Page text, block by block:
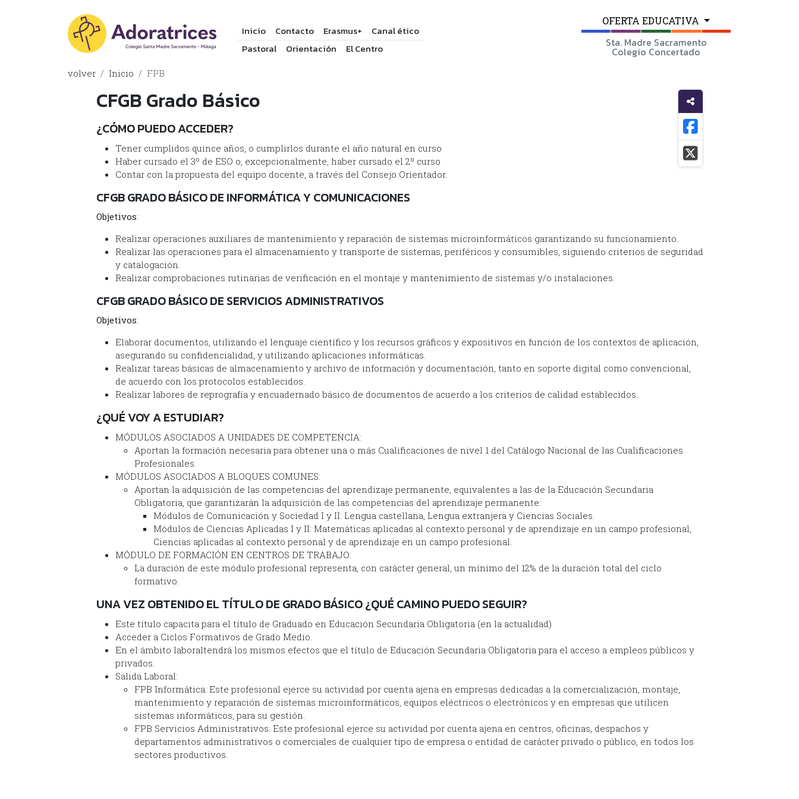
Inicio Contacto Erasmus+
Canal ético
Pastoral
Orientación El Centro
OFERTA EDUCATIVA
Sta. Madre Sacramento
Colegio Concertado
volver Inicio FPB
CFGB Grado Básico
¿CÓMO PUEDO ACCEDER?
Tener cumplidos quince años, o cumplirlos durante el año natural en curso
Haber cursado el 3º de ESO o, excepcionalmente, haber cursado el 2º curso
Contar con la propuesta del equipo docente, a través del Consejo Orientador.
CFGB GRADO BÁSICO DE INFORMÁTICA Y COMUNICACIONES
Objetivos:
Realizar operaciones auxiliares de mantenimiento y reparación de sistemas microinformáticos garantizando su funcionamiento.
Realizar las operaciones para el almacenamiento y transporte de sistemas, periféricos y consumibles, siguiendo criterios de seguridad
y catalogación.
Realizar comprobaciones rutinarias de verificación en el montaje y mantenimiento de sistemas y/o instalaciones.
CFGB GRADO BÁSICO DE SERVICIOS ADMINISTRATIVOS
Objetivos:
Elaborar documentos, utilizando el lenguaje científico y los recursos gráficos y expositivos en función de los contextos de aplicación,
asegurando su confidencialidad, y utilizando aplicaciones informáticas.
Realizar tareas básicas de almacenamiento y archivo de información y documentación, tanto en soporte digital como convencional,
de acuerdo con los protocolos establecidos.
Realizar labores de reprografía y encuadernado básico de documentos de acuerdo a los criterios de calidad establecidos.
¿QUÉ VOY A ESTUDIAR?
MÓDULOS ASOCIADOS A UNIDADES DE COMPETENCIA:
Aportan la formación necesaria para obtener una o más Cualificaciones de nivel 1 del Catálogo Nacional de las Cualificaciones
Profesionales.
MÓDULOS ASOCIADOS A BLOQUES COMUNES:
Aportan la adquisición de las competencias del aprendizaje permanente, equivalentes a las de la Educación Secundaria
Obligatoria, que garantizarán la adquisición de las competencias del aprendizaje permanente:
Módulos de Comunicación y Sociedad I y II: Lengua castellana, Lengua extranjera y Ciencias Sociales.
Módulos de Ciencias Aplicadas I y II: Matemáticas aplicadas al contexto personal y de aprendizaje en un campo profesional,
Ciencias aplicadas al contexto personal y de aprendizaje en un campo profesional.
MÓDULO DE FORMACIÓN EN CENTROS DE TRABAJO:
La duración de este módulo profesional representa, con carácter general, un mínimo del 12% de la duración total del ciclo
formativo.
UNA VEZ OBTENIDO EL TÍTULO DE GRADO BÁSICO ¿QUÉ CAMINO PUEDO SEGUIR?
Este título capacita para el título de Graduado en Educación Secundaria Obligatoria (en la actualidad)
Acceder a Ciclos Formativos de Grado Medio.
En el ámbito laboraltendrá los mismos efectos que el título de Educación Secundaria Obligatoria para el acceso a empleos públicos y
privados.
Salida Laboral:
FPB Informática: Este profesional ejerce su actividad por cuenta ajena en empresas dedicadas a la comercialización, montaje,
mantenimiento y reparación de sistemas microinformáticos, equipos eléctricos o electrónicos y en empresas que utilicen
sistemas informáticos, para su gestión.
FPB Servicios Administrativos: Este profesional ejerce su actividad por cuenta ajena en centros, oficinas, despachos y
departamentos administrativos o comerciales de cualquier tipo de empresa o entidad de carácter privado o público, en todos los
sectores productivos.